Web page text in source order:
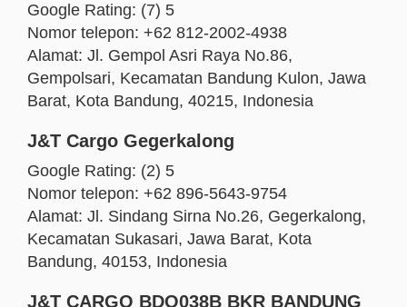
Google Rating: (7) 5
Nomor telepon: +62 812-2002-4938
Alamat: Jl. Gempol Asri Raya No.86,
Gempolsari, Kecamatan Bandung Kulon, Jawa
Barat, Kota Bandung, 40215, Indonesia
J&T Cargo Gegerkalong
Google Rating: (2) 5
Nomor telepon: +62 896-5643-9754
Alamat: Jl. Sindang Sirna No.26, Gegerkalong,
Kecamatan Sukasari, Jawa Barat, Kota
Bandung, 40153, Indonesia
J&T CARGO BDO038B BKR BANDUNG